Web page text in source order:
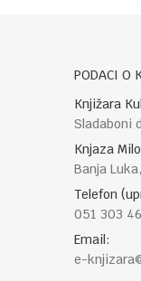
PODACI O
Knjižara
Sladaboni
Knjaza
Banja
Telefon
051 303
Email:
e-